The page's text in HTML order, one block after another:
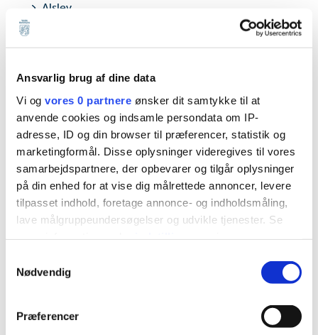
Ansvarlig brug af dine data
Vi og vores 0 partnere ønsker dit samtykke til at
anvende cookies og indsamle persondata om IP-
adresse, ID og din browser til præferencer, statistik og
marketingformål. Disse oplysninger videregives til vores
samarbejdspartnere, der opbevarer og tilgår oplysninger
på din enhed for at vise dig målrettede annoncer, levere
tilpasset indhold, foretage annonce- og indholdsmåling,
lave målgruppeundersøgelser og udvikle tjenester. Se
tilbage eller ændre indstillinger fra vores
"Cookiedeklaration", eller ved at trykke på "Privacy
Nødvendig
Præferencer
Alslev
Horne
Janderup
Lunde
Nordenskov
Næsbjerg
Oksbøl
Roust
Sig
Tofterup